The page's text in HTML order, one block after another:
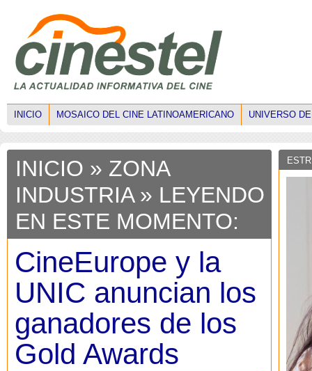
INICIO MOSAICO DEL CINE LATINOAMERICANO UNIVERSO
INICIO » ZONA
INDUSTRIA» LEYENDO
EN ESTE MOMENTO:
CineEurope y la
UNIC anuncian los
ganadores de los
Gold Awards